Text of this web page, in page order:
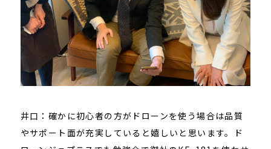
井口：確かに初心者の方がドローンを使う場合は品質
やサポート面が充実していると嬉しいと思います。ド